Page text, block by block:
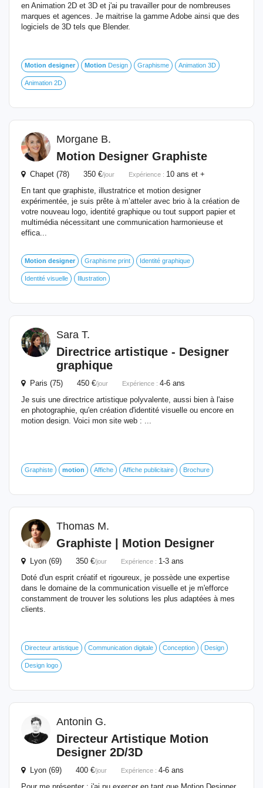
en Animation 2D et 3D et j'ai pu travailler pour de nombreuses
marques et agences. Je maitrise la gamme Adobe ainsi que des
logiciels de 3D tels que Blender.
Motion designer Motion Design Graphisme Animation 3D
Animation 2D
Morgane B.
Motion Designer Graphiste
Chapet (78) 350 €/jour Expérience : 10 ans et +
En tant que graphiste, illustratrice et motion designer
expérimentée, je suis prête à m’atteler avec brio à la création de
votre nouveau logo, identité graphique ou tout support papier et
multimédia nécessitant une communication harmonieuse et
effica...
Motion designer Graphisme print Identité graphique
Identité visuelle Illustration
Sara T.
Directrice artistique - Designer
graphique
Paris (75) 450 €/jour Expérience : 4-6 ans
Je suis une directrice artistique polyvalente, aussi bien à l'aise
en photographie, qu'en création d'identité visuelle ou encore en
motion design. Voici mon site web : ...
Graphiste motion Affiche Affiche publicitaire Brochure
Thomas M.
Graphiste | Motion Designer
Lyon (69) 350 €/jour Expérience : 1-3 ans
Doté d'un esprit créatif et rigoureux, je possède une expertise
dans le domaine de la communication visuelle et je m'efforce
constamment de trouver les solutions les plus adaptées à mes
clients.
Directeur artistique Communication digitale Conception Design
Design logo
Antonin G.
Directeur Artistique Motion
Designer 2D/3D
Lyon (69) 400 €/jour Expérience : 4-6 ans